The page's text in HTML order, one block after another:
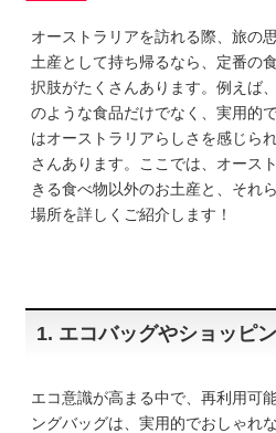
オーストラリアを訪れる際、旅の
土産として持ち帰るなら、定番の
択肢がたくさんあります。例えば
のような食品だけでなく、実用的
はオーストラリアらしさを感じら
さんあります。ここでは、オース
きる食べ物以外のお土産と、それ
場所を詳しくご紹介します！
1. エコバッグやショッピ
エコ意識が高まる中で、再利用可
ングバッグは、実用的でおしゃれ